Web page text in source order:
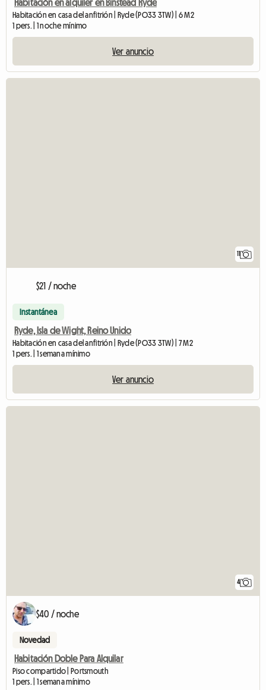
Habitación en alquiler en Binstead Ryde
Habitación en casa del anfitrión | Ryde (PO33 3TW) | 6 M2
1 pers. | 1 noche mínimo
Ver anuncio
$21 / noche
Instantánea
Ryde, Isla de Wight, Reino Unido
Habitación en casa del anfitrión | Ryde (PO33 3TW) | 7 M2
1 pers. | 1 semana mínimo
Ver anuncio
4
$40 / noche
Novedad
Habitación Doble Para Alquilar
Piso compartido | Portsmouth
1 pers. | 1 semana mínimo